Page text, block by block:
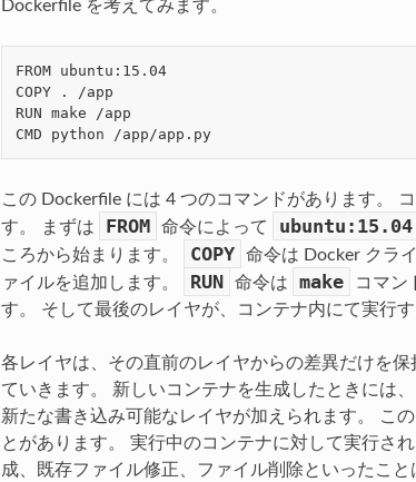
Dockerfile を考えてみます。
FROM ubuntu:15.04
COPY . /app
RUN make /app
CMD python /app/app.py
この Dockerfile には 4 つのコマンドがあります。
す。 まずは
FROM 命令によって ubuntu:15.04
ころから始まります。
COPY
命令は Docker クラ
ァイルを追加します。
RUN 命令は make
コマン
す。 そして最後のレイヤが、コンテナ内にて実行
各レイヤは、その直前のレイヤからの差異だけを
ていきます。 新しいコンテナを生成したときには
新たな書き込み可能なレイヤが加えられます。 こ
とがあります。 実行中のコンテナに対して実行さ
成、既存ファイル修正、ファイル削除といったこ